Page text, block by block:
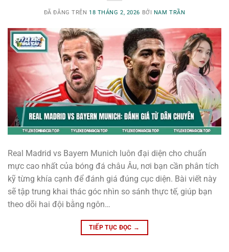
ĐÃ ĐĂNG TRÊN 18 THÁNG 2, 2026 BỞI NAM TRẦN
Real Madrid vs Bayern Munich luôn đại diện cho chuẩn
mực cao nhất của bóng đá châu Âu, nơi bạn cần phân tích
kỹ từng khía cạnh để đánh giá đúng cục diện. Bài viết này
sẽ tập trung khai thác góc nhìn so sánh thực tế, giúp bạn
theo dõi hai đội bằng ngôn…
TIẾP TỤC ĐỌC →